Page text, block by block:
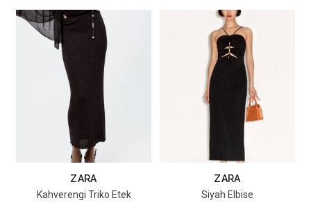
ZARA
Kahverengi Triko Etek
ZARA
Siyah Elbise